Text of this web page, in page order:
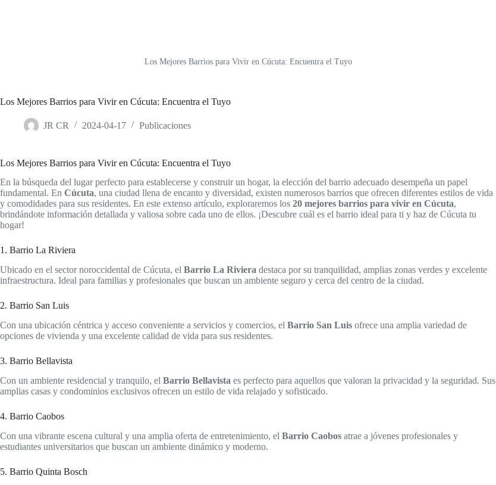
Los Mejores Barrios para Vivir en Cúcuta: Encuentra el Tuyo
Los Mejores Barrios para Vivir en Cúcuta: Encuentra el Tuyo
JR CR 2024-04-17 Publicaciones
Los Mejores Barrios para Vivir en Cúcuta: Encuentra el Tuyo
En la búsqueda del lugar perfecto para establecerse y construir un hogar, la elección del barrio adecuado desempeña un papel
fundamental. En Cúcuta, una ciudad llena de encanto y diversidad, existen numerosos barrios que ofrecen diferentes estilos de vida
y comodidades para sus residentes. En este extenso artículo, exploraremos los 20 mejores barrios para vivir en Cúcuta,
brindándote información detallada y valiosa sobre cada uno de ellos. ¡Descubre cuál es el barrio ideal para ti y haz de Cúcuta tu
hogar!
1. Barrio La Riviera
Ubicado en el sector noroccidental de Cúcuta, el Barrio La Riviera destaca por su tranquilidad, amplias zonas verdes y excelente
infraestructura. Ideal para familias y profesionales que buscan un ambiente seguro y cerca del centro de la ciudad.
2. Barrio San Luis
Con una ubicación céntrica y acceso conveniente a servicios y comercios, el Barrio San Luis ofrece una amplia variedad de
opciones de vivienda y una excelente calidad de vida para sus residentes.
3. Barrio Bellavista
Con un ambiente residencial y tranquilo, el Barrio Bellavista es perfecto para aquellos que valoran la privacidad y la seguridad. Sus
amplias casas y condominios exclusivos ofrecen un estilo de vida relajado y sofisticado.
4. Barrio Caobos
Con una vibrante escena cultural y una amplia oferta de entretenimiento, el Barrio Caobos atrae a jóvenes profesionales y
estudiantes universitarios que buscan un ambiente dinámico y moderno.
5. Barrio Quinta Bosch